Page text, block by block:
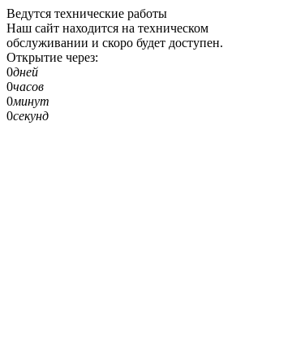
Ведутся технические работы
Наш сайт находится на техническом
обслуживании и скоро будет доступен.
Открытие через:
0дней
0часов
0минут
0секунд